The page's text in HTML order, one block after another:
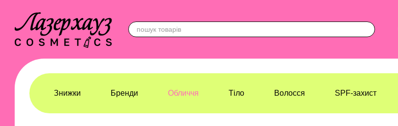
Знижки Бренди Обличчя Тіло Волосся SPF-захист